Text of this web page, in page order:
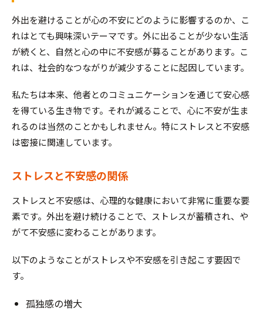
外出を避けることが心の不安にどのように影響するのか、こ
れはとても興味深いテーマです。外に出ることが少ない生活
が続くと、自然と心の中に不安感が募ることがあります。こ
れは、社会的なつながりが減少することに起因しています。
私たちは本来、他者とのコミュニケーションを通じて安心感
を得ている生き物です。それが減ることで、心に不安が生ま
れるのは当然のことかもしれません。特にストレスと不安感
は密接に関連しています。
ストレスと不安感の関係
ストレスと不安感は、心理的な健康において非常に重要な要
素です。外出を避け続けることで、ストレスが蓄積され、や
がて不安感に変わることがあります。
以下のようなことがストレスや不安感を引き起こす要因で
す。
孤独感の増大